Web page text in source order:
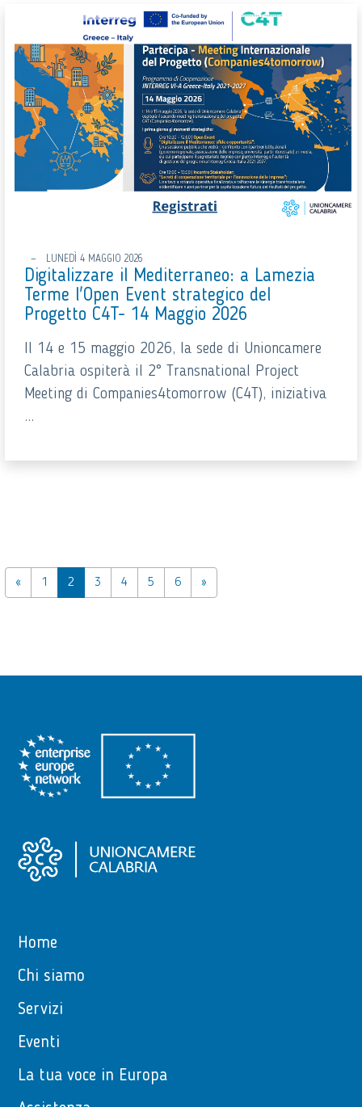
LUNEDÌ 4 MAGGIO 2026
Digitalizzare il Mediterraneo: a Lamezia
Terme l'Open Event strategico del
Progetto C4T- 14 Maggio 2026
Il 14 e 15 maggio 2026, la sede di Unioncamere
Calabria ospiterà il 2° Transnational Project
Meeting di Companies4tomorrow (C4T), iniziativa
...
« 1 2 3 4 5 6 »
Home
Chi siamo
Servizi
Eventi
La tua voce in Europa